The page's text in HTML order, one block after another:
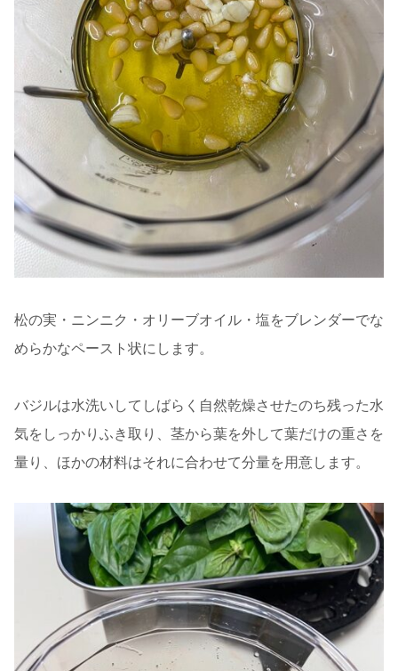
松の実・ニンニク・オリーブオイル・塩をブレンダーでな
めらかなペースト状にします。
バジルは水洗いしてしばらく自然乾燥させたのち残った水
気をしっかりふき取り、茎から葉を外して葉だけの重さを
量り、ほかの材料はそれに合わせて分量を用意します。